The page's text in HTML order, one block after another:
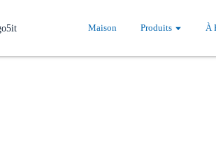
Maison Produits À